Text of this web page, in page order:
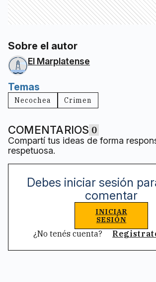
Sobre el autor
El Marplatense
Temas
Necochea Crimen
COMENTARIOS 0
Compartí tus ideas de forma
respetuosa.
Debes iniciar sesión
comentar
INICIAR
SESIÓN
¿No tenés cuenta?